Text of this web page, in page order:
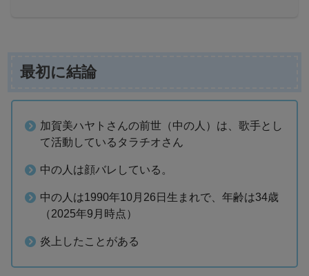
最初に結論
加賀美ハヤトさんの前世（中の人）は、歌手とし
て活動しているタラチオさん
中の人は顔バレしている。
中の人は1990年10月26日生まれで、年齢は34歳
（2025年9月時点）
炎上したことがある